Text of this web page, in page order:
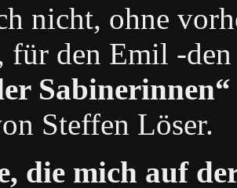
nicht, ohne
für den Emil
Sabinerinnen“
Steffen Löser.
die mich auf